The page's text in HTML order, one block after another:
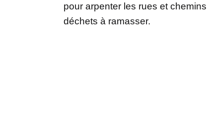
pour arpenter les rues et
déchets à ramasser.